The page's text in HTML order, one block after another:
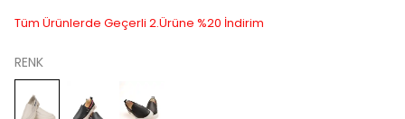
Tüm Ürünlerde Geçerli 2.Ürüne %20 İndirim
RENK